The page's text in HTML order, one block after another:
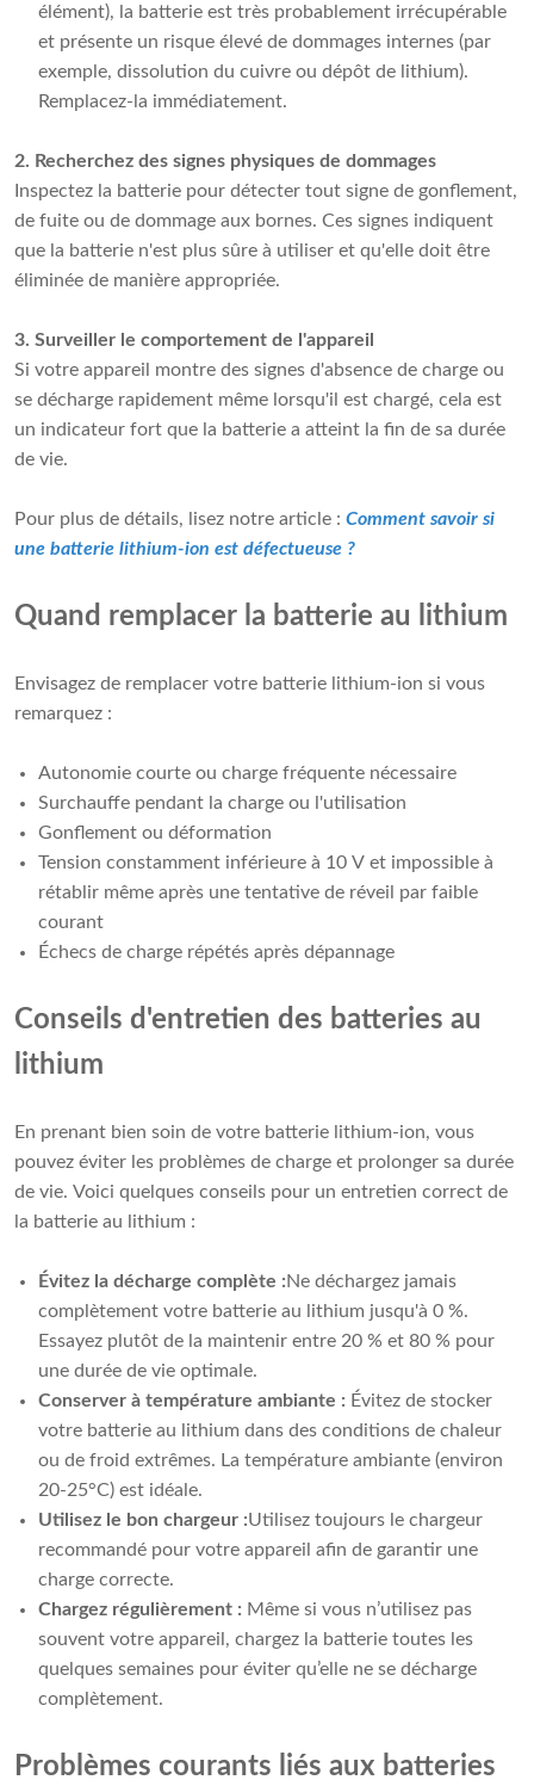
élément), la batterie est très probablement irrécupérable
et présente un risque élevé de dommages internes (par
exemple, dissolution du cuivre ou dépôt de lithium).
Remplacez-la immédiatement.
2. Recherchez des signes physiques de dommages
Inspectez la batterie pour détecter tout signe de gonflement,
de fuite ou de dommage aux bornes. Ces signes indiquent
que la batterie n'est plus sûre à utiliser et qu'elle doit être
éliminée de manière appropriée.
3. Surveiller le comportement de l'appareil
Si votre appareil montre des signes d'absence de charge ou
se décharge rapidement même lorsqu'il est chargé, cela est
un indicateur fort que la batterie a atteint la fin de sa durée
de vie.
Pour plus de détails, lisez notre article : Comment savoir si
une batterie lithium-ion est défectueuse ?
Quand remplacer la batterie au lithium
Envisagez de remplacer votre batterie lithium-ion si vous
remarquez :
Autonomie courte ou charge fréquente nécessaire
Surchauffe pendant la charge ou l'utilisation
Gonflement ou déformation
Tension constamment inférieure à 10 V et impossible à
rétablir même après une tentative de réveil par faible
courant
Échecs de charge répétés après dépannage
Conseils d'entretien des batteries au
lithium
En prenant bien soin de votre batterie lithium-ion, vous
pouvez éviter les problèmes de charge et prolonger sa durée
de vie. Voici quelques conseils pour un entretien correct de
la batterie au lithium :
Évitez la décharge complète :Ne déchargez jamais
complètement votre batterie au lithium jusqu'à 0 %.
Essayez plutôt de la maintenir entre 20 % et 80 % pour
une durée de vie optimale.
Conserver à température ambiante : Évitez de stocker
votre batterie au lithium dans des conditions de chaleur
ou de froid extrêmes. La température ambiante (environ
20-25°C) est idéale.
Utilisez le bon chargeur :Utilisez toujours le chargeur
recommandé pour votre appareil afin de garantir une
charge correcte.
Chargez régulièrement : Même si vous n’utilisez pas
souvent votre appareil, chargez la batterie toutes les
quelques semaines pour éviter qu’elle ne se décharge
complètement.
Problèmes courants liés aux batteries